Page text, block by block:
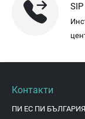
Контакти
ПИ ЕС ПИ